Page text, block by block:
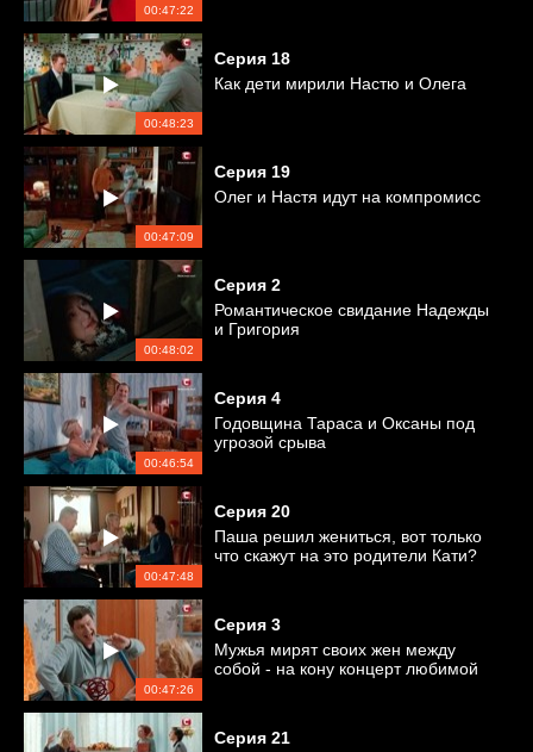
00:47:22
00:48:23
Серия 18
Как дети мирили Настю и Олега
00:47:09
Серия 19
Олег и Настя идут на компромисс
00:48:02
Серия 2
Романтическое свидание Надежды
и Григория
00:46:54
Серия 4
Годовщина Тараса и Оксаны под
угрозой срыва
00:47:48
Серия 20
Паша решил жениться, вот только
что скажут на это родители Кати?
00:47:26
Серия 3
Мужья мирят своих жен между
собой - на кону концерт любимой
Серия 21